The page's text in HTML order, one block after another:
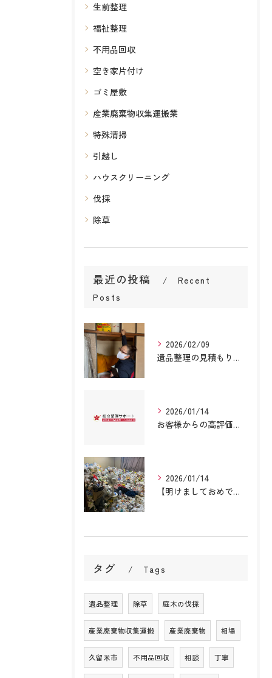
生前整理
福祉整理
不用品回収
空き家片付け
ゴミ屋敷
産業廃棄物収集運搬業
特殊清掃
引越し
ハウスクリーニング
伐採
除草
最近の投稿
Recent
Posts
2026/02/09
遺品整理の見積もりで迷っていませんか？即日対応・予算相談可能｜株式会社総合整理サポート
2026/01/14
お客様からの高評価の口コミをご紹介！総合整理サポート
2026/01/14
【明けましておめでとうございます】年始に空き家整理をお考えなら！安心のサービスを提供します！
タグ Tags
遺品整理 除草 庭木の伐採
産業廃棄物収集運搬 産業廃棄物 相場
久留米市 不用品回収 相談 丁寧